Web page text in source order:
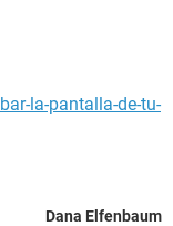
la-pantalla-de-tu-
Dana Elfenbaum